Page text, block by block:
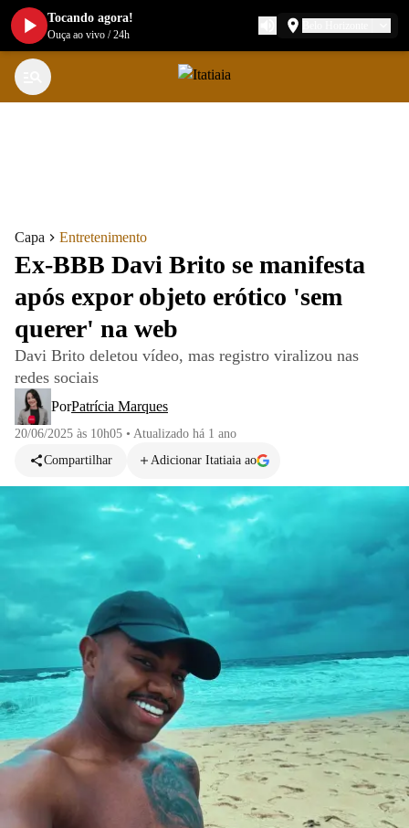
Capa Entretenimento
Ex-BBB Davi Brito se manifesta
após expor objeto erótico 'sem
querer' na web
Davi Brito deletou vídeo, mas registro viralizou nas
redes sociais
PorPatrícia Marques
20/06/2025 às 10h05 • Atualizado há 1 ano
Compartilhar
Adicionar Itatiaia ao
Tocando agora!
Ouça ao vivo /24h